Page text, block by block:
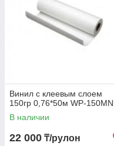
Винил с клеевым слоем
150гр 0,76*50м WP-
В наличии
22 000 ₸/рулон